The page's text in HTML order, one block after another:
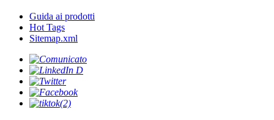
Guida ai prodotti
Hot Tags
Sitemap.xml